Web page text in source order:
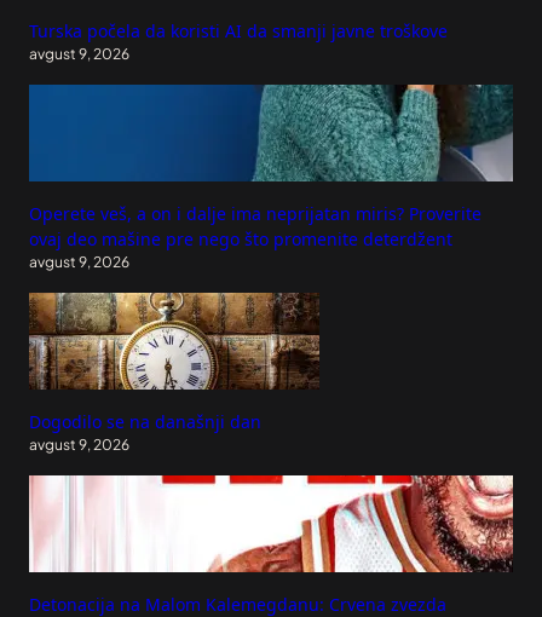
Turska počela da koristi AI da smanji javne troškove
avgust 9, 2026
Operete veš, a on i dalje ima neprijatan miris? Proverite
ovaj deo mašine pre nego što promenite deterdžent
avgust 9, 2026
Dogodilo se na današnji dan
avgust 9, 2026
Detonacija na Malom Kalemegdanu: Crvena zvezda